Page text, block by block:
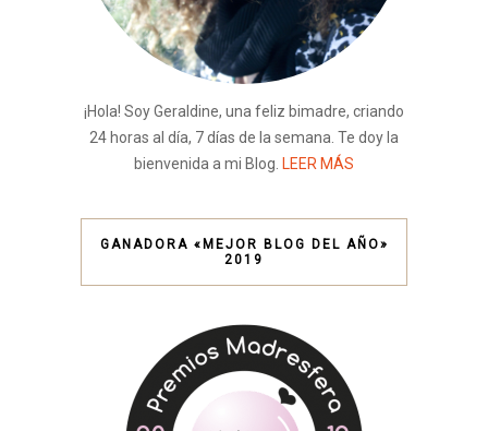
¡Hola! Soy Geraldine, una feliz bimadre, criando
24 horas al día, 7 días de la semana. Te doy la
bienvenida a mi Blog. LEER MÁS
GANADORA «MEJOR BLOG DEL AÑO»
2019